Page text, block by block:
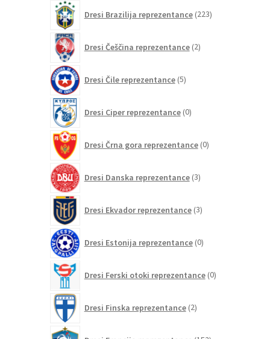
Dresi Brazilija reprezentance 223izdelkov
Dresi Češčina reprezentance 2izdelka
Dresi Čile reprezentance 5izdelkov
Dresi Ciper reprezentance 0izdelkov
Dresi Črna gora reprezentance 0izdelkov
Dresi Danska reprezentance 3izdelki
Dresi Ekvador reprezentance 3izdelki
Dresi Estonija reprezentance 0izdelkov
Dresi Ferski otoki reprezentance 0izdelkov
Dresi Finska reprezentance 2izdelka